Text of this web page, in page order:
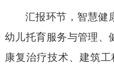
汇报环节，智慧健
幼儿托育服务与管理、
康复治疗技术、建筑